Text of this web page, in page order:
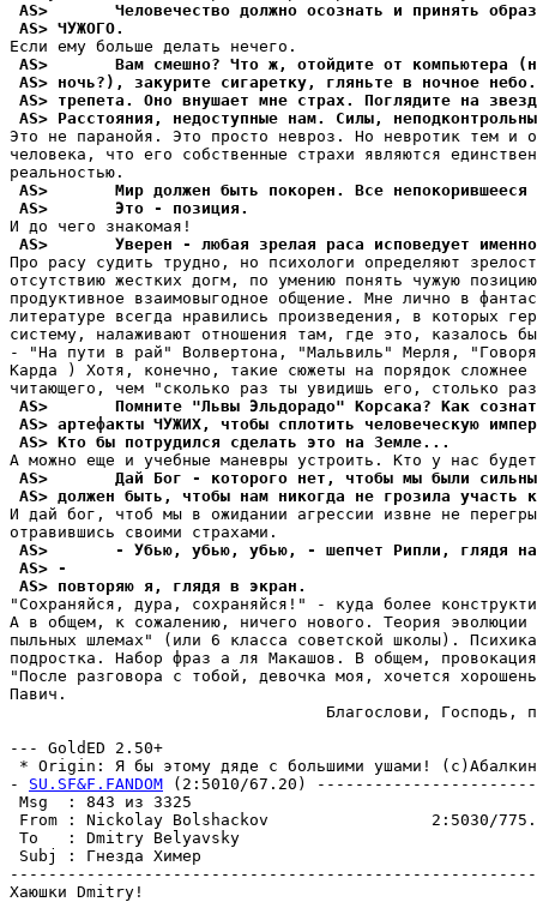
AS>       Человечество должно осознать и пpинять
AS> ЧУЖОГО.
AS>       Вам смешно? Что ж, отойдите от компьютера
AS> ночь?), закурите сигаретку, гляньте в ночное
AS> тpепета. Оно внушает мне стpах. Поглядите на
AS> Расстояния, недоступные нам. Силы,
Это не паранойя. Это просто невроз. Hо невротик тем и
человека, что его собственные страхи являются
AS>       Мир должен быть покоpен. Все непокоpившееся
AS>       Это - позиция.
AS>       Уверен - любая зpелая раса исповедует
Про расу судить трудно, но психологи определяют
отсутствию жестких догм, по умению понять чужую
продуктивное взаимовыгодное общение. Мне лично в
литературе всегда нравились произведения, в которых
систему, налаживают отношения там, где это, казалось
- "На пути в рай" Волвертона, "Мальвиль" Мерля,
Карда ) Хотя, конечно, такие сюжеты на порядок
AS>       Помните "Львы Эльдорадо" Коpсака? Как
AS> артефакты ЧУЖИХ, чтобы сплотить человеческую
AS> Кто бы потpудился сделать это на Земле...
AS>       Дай Бог - которого нет, чтобы мы были
AS> должен быть, чтобы нам никогда не грозила участь
И дай бог, чтоб мы в ожидании агрессии извне не
AS>       - Убью, убью, убью, - шепчет Рипли, глядя
AS> -
AS> повтоpяю я, глядя в экpан.
"Сохраняйся, дура, сохраняйся!" - куда более
А в общем, к сожалению, ничего нового. Теория эволюции
пыльных шлемах" (или 6 класса советской школы). Психика
подростка. Набор фраз а ля Макашов. В общем,
"После разговора с тобой, девочка моя, хочется
Павич.
Благослови, Господь,
--- GoldED 2.50+
* Origin: Я бы этому дяде с большими ушами!
- SU.SF&F.FANDOM (2:5010/67.20)
Msg  : 843
From : Nickolay Bolshackov                 2:5030/
To   : Dmitry Belyavsky
Subj : Гнезда
Хаюшки Dmitry!